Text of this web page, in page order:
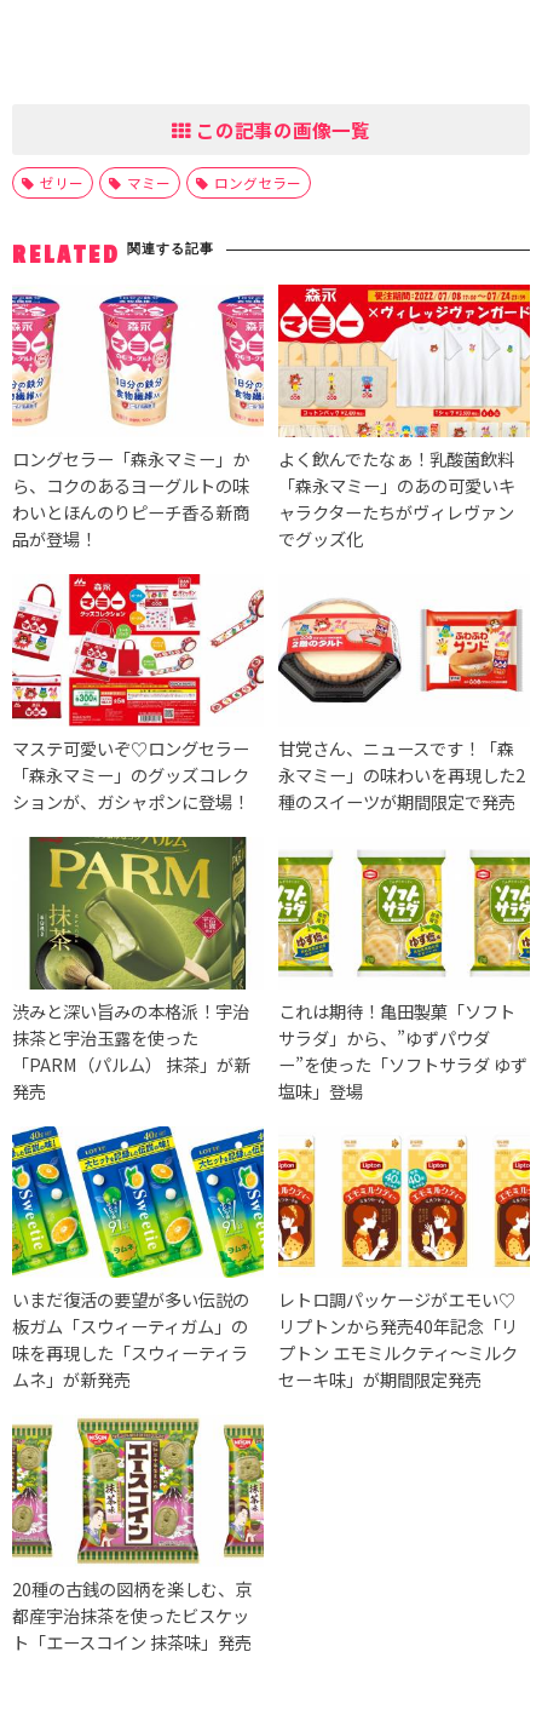
この記事の画像一覧
ゼリー マミー ロングセラー
RELATED 関連する記事
ロングセラー「森永マミー」か
ら、コクのあるヨーグルトの味
わいとほんのりピーチ香る新商
品が登場！
よく飲んでたなぁ！乳酸菌飲料
「森永マミー」のあの可愛いキ
ャラクターたちがヴィレヴァン
でグッズ化
マステ可愛いぞ♡ロングセラー
「森永マミー」のグッズコレク
ションが、ガシャポンに登場！
甘党さん、ニュースです！「森
永マミー」の味わいを再現した2
種のスイーツが期間限定で発売
渋みと深い旨みの本格派！宇治
抹茶と宇治玉露を使った
「PARM（パルム） 抹茶」が新
発売
これは期待！亀田製菓「ソフト
サラダ」から、”ゆずパウダ
ー”を使った「ソフトサラダ ゆず
塩味」登場
いまだ復活の要望が多い伝説の
板ガム「スウィーティガム」の
味を再現した「スウィーティラ
ムネ」が新発売
レトロ調パッケージがエモい♡
リプトンから発売40年記念「リ
プトン エモミルクティ～ミルク
セーキ味」が期間限定発売
20種の古銭の図柄を楽しむ、京
都産宇治抹茶を使ったビスケッ
ト「エースコイン 抹茶味」発売